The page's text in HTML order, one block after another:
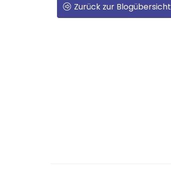
Zurück zur Blogübersicht